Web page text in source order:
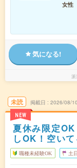
女性
気になる!
派
未読
NEW
掲載日 2026/08/10
夏休み限定
しOK！空い
職種未経験OK 土